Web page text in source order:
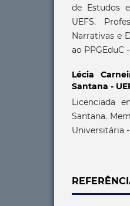
de Estudos
UEFS.
Narrativas e
ao PPGEduC
Lécia
Santana -
Licenciada
Santana.
Universitária -